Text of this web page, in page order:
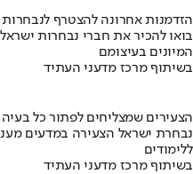
הזדמנות אחרונה להצטרף
בואו להכיר את חברי נבחרות
המיונים בעיצומם
בשיתוף מרכז מדעני העתיד
הצעירים שמצליחים לפתור כל
נבחרת ישראל הצעירה במדעים
ללימודים
בשיתוף מרכז מדעני העתיד